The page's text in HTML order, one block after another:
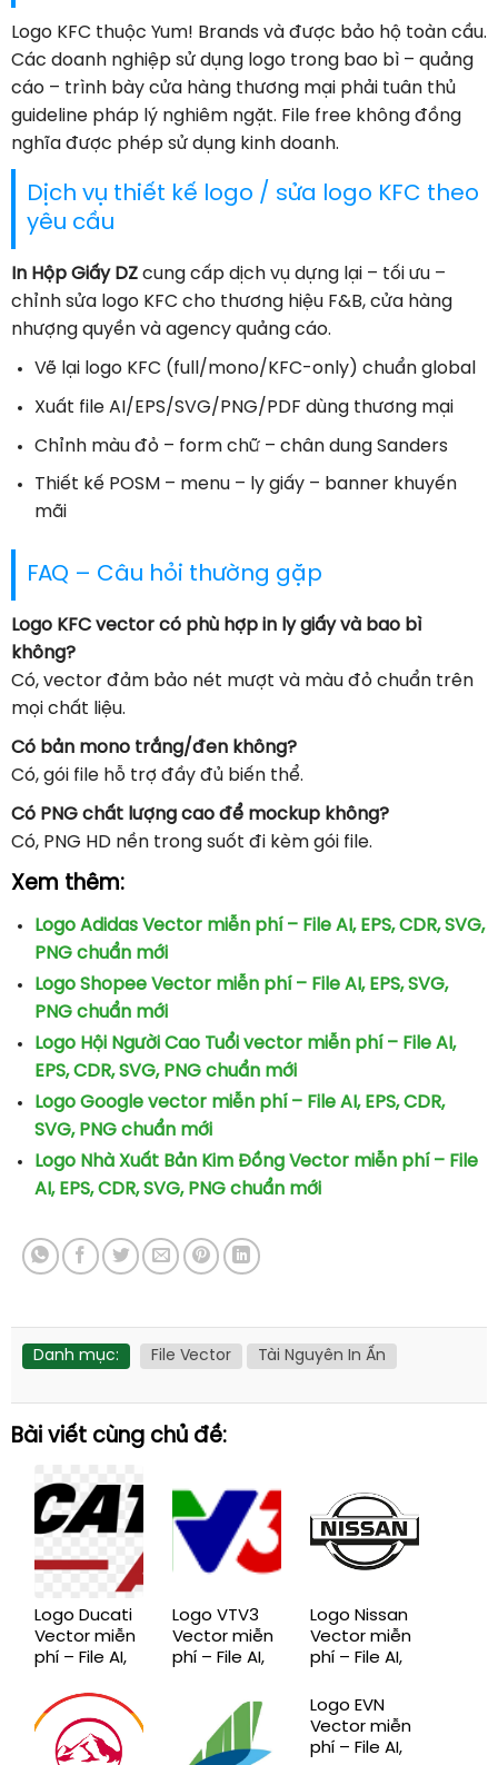
Logo KFC thuộc Yum! Brands và được bảo hộ toàn cầu.
Các doanh nghiệp sử dụng logo trong bao bì – quảng
cáo – trình bày cửa hàng thương mại phải tuân thủ
guideline pháp lý nghiêm ngặt. File free không đồng
nghĩa được phép sử dụng kinh doanh.
Dịch vụ thiết kế logo / sửa logo KFC theo
yêu cầu
In Hộp Giấy DZ cung cấp dịch vụ dựng lại – tối ưu –
chỉnh sửa logo KFC cho thương hiệu F&B, cửa hàng
nhượng quyền và agency quảng cáo.
Vẽ lại logo KFC (full/mono/KFC-only) chuẩn global
Xuất file AI/EPS/SVG/PNG/PDF dùng thương mại
Chỉnh màu đỏ – form chữ – chân dung Sanders
Thiết kế POSM – menu – ly giấy – banner khuyến
mãi
FAQ – Câu hỏi thường gặp
Logo KFC vector có phù hợp in ly giấy và bao bì
không?
Có, vector đảm bảo nét mượt và màu đỏ chuẩn trên
mọi chất liệu.
Có bản mono trắng/đen không?
Có, gói file hỗ trợ đầy đủ biến thể.
Có PNG chất lượng cao để mockup không?
Có, PNG HD nền trong suốt đi kèm gói file.
Xem thêm:
Logo Adidas Vector miễn phí – File AI, EPS, CDR, SVG,
PNG chuẩn mới
Logo Shopee Vector miễn phí – File AI, EPS, SVG,
PNG chuẩn mới
Logo Hội Người Cao Tuổi vector miễn phí – File AI,
EPS, CDR, SVG, PNG chuẩn mới
Logo Google vector miễn phí – File AI, EPS, CDR,
SVG, PNG chuẩn mới
Logo Nhà Xuất Bản Kim Đồng Vector miễn phí – File
AI, EPS, CDR, SVG, PNG chuẩn mới
Danh mục: File Vector Tài Nguyên In Ấn
Bài viết cùng chủ đề:
Logo Ducati
Vector miễn
phí – File AI,
SVG, PNG
chuẩn mới
Logo VTV3
Vector miễn
phí – File AI,
SVG, PNG
chuẩn mới
Logo Nissan
Vector miễn
phí – File AI,
SVG, PNG
chuẩn mới
Logo EVN
Vector miễn
phí – File AI,